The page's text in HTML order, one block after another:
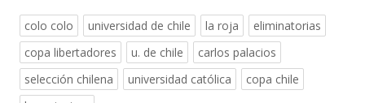
colo colo universidad de chile la roja
eliminatorias
copa libertadores
u. de chile
carlos palacios
selección chilena
universidad católica
copa chile